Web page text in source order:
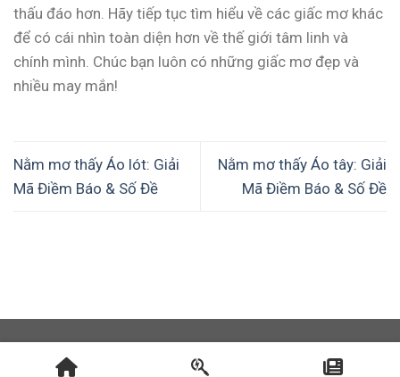
thấu đáo hơn. Hãy tiếp tục tìm hiểu về các giấc mơ khác
để có cái nhìn toàn diện hơn về thế giới tâm linh và
chính mình. Chúc bạn luôn có những giấc mơ đẹp và
nhiều may mắn!
Nằm mơ thấy Áo lót: Giải
Mã Điềm Báo & Số Đề
Nằm mơ thấy Áo tây: Giải
Mã Điềm Báo & Số Đề